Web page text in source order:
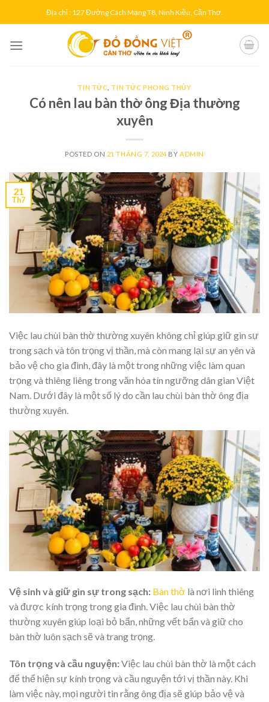
to
Địa chỉ : 127 Đường Cách Mạng T8, Ninh Kiều, Cần Thơ.
TIN TỨC TIN TỨC PHONG THỦY
Có nên lau bàn thờ ông Địa thường
xuyên
POSTED ON 21 THÁNG 7, 2024BY ADMIN
21
Th7
Việc lau chùi bàn thờ thường xuyên không chỉ giúp giữ gìn sự
trong sạch và tôn trọng vị thần, mà còn mang lại sự an yên và
bảo vệ cho gia đình, đây là một trong những việc làm quan
trọng và thiêng liêng trong văn hóa tín ngưỡng dân gian Việt
Nam. Dưới đây là một số lý do cần lau chùi bàn thờ ông địa
thường xuyên.
Vệ sinh và giữ gìn sự trong sạch: Bàn thờ là nơi linh thiêng
và được kính trọng trong gia đình. Việc lau chùi bàn thờ
thường xuyên giúp loại bỏ bẩn, những vết bẩn và giữ cho
bàn thờ luôn sạch sẽ và trang trọng.
Tôn trọng và cầu nguyện:Việc lau chùi bàn thờ là một cách
để thể hiện sự kính trọng và cầu nguyện tới vị thần này. Khi
làm việc này, mọi người tin rằng ông địa sẽ giúp bảo vệ và